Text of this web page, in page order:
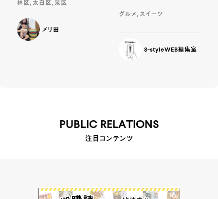
林区, 太白区, 泉区
メリ田
グルメ, スイーツ
S-styleWEB編集室
PUBLIC RELATIONS
注目コンテンツ